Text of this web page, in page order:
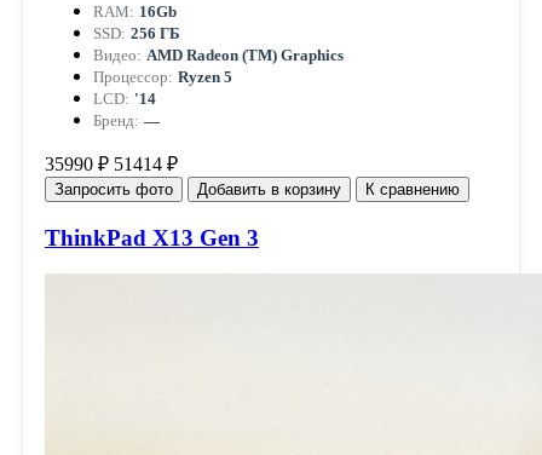
RAM: 16Gb
SSD: 256 ГБ
Видео: AMD Radeon (TM) Graphics
Процессор: Ryzen 5
LCD: '14
Бренд: —
35990 ₽ 51414 ₽
Запросить фото Добавить в корзину К сравнению
ThinkPad X13 Gen 3